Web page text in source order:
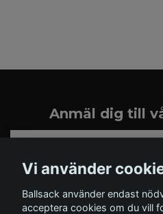
Anmäl dig till
Läs mer
Vi använder
Ballsack använder endast
acceptera cookies om du vill